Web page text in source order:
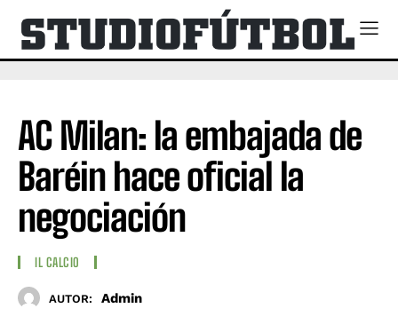
AC Milan: la embajada de
Baréin hace oficial la
negociación
IL CALCIO
AUTOR: Admin